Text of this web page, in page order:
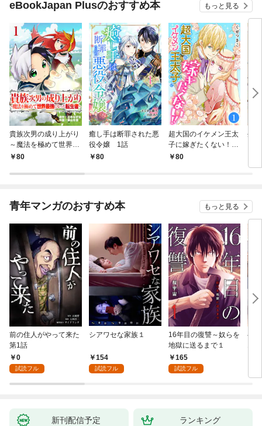
eBookJapan Plusのおすすめ本 もっと見る
貴族次男の成り上がり
～魔法を極めて世界最
強になった転生者～
80
癒し手は断罪された悪
役令嬢 1話
80
超大国のイケメン王太
子に嫁ぎたくない！！
1話
80
生
パ
青年マンガのおすすめ本 もっと見る
前の住人がやって来た
第1話
0
試読フル
シアワセな家族１
154
試読フル
16年目の復讐～奴らを
地獄に送るまで１
165
試読フル
ベ
新刊配信予定 ランキング